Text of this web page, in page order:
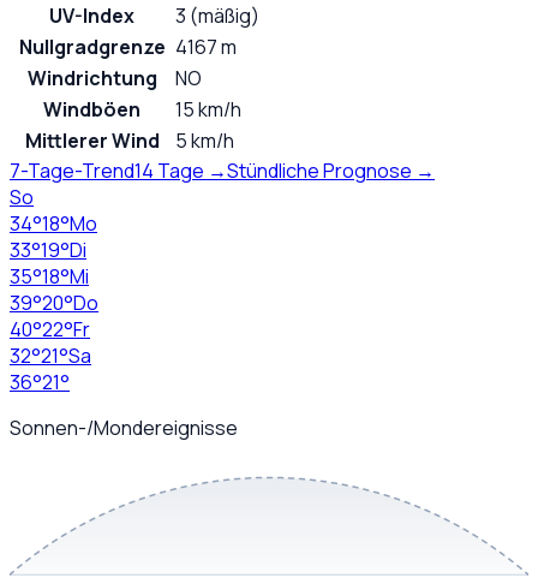
UV-Index
3 (mäßig)
Nullgradgrenze 4167 m
Windrichtung
NO
Windböen
15 km/h
Mittlerer Wind
5 km/h
7-Tage-Trend14 Tage →Stündliche Prognose →
So
34°18°Mo
33°19°Di
35°18°Mi
39°20°Do
40°22°Fr
32°21°Sa
36°21°
Sonnen-/Mondereignisse